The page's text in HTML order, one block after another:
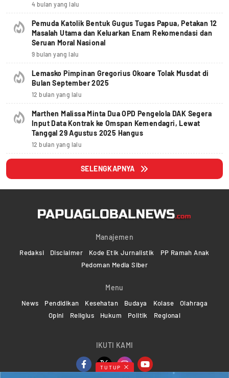
4 bulan yang lalu
Pemuda Katolik Bentuk Gugus Tugas Papua, Petakan 12
Masalah Utama dan Keluarkan Enam Rekomendasi dan
Seruan Moral Nasional
9 bulan yang lalu
Lemasko Pimpinan Gregorius Okoare Tolak Musdat di
Bulan September 2025
12 bulan yang lalu
Marthen Malissa Minta Dua OPD Pengelola DAK Segera
Input Data Kontrak ke Omspan Kemendagri, Lewat
Tanggal 29 Agustus 2025 Hangus
12 bulan yang lalu
SELENGKAPNYA
Manajemen
Redaksi Disclaimer Kode Etik Jurnalistik
PP Ramah Anak
Pedoman Media Siber
Menu
News Pendidikan Kesehatan Budaya Kolase
Olahraga
Opini
Religius Hukum Politik Regional
IKUTI KAMI
TUTUP